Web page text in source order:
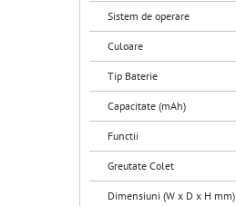
Sistem de operare
Culoare
Tip Baterie
Capacitate (mAh)
Functii
Greutate Colet
Dimensiuni (W x D x H mm)